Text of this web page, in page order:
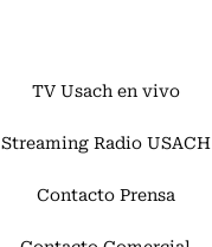
TV Usach en vivo
Streaming Radio USACH
Contacto Prensa